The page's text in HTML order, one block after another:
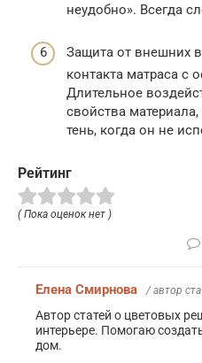
неудобно». Всегда
Защита от внешних
контакта матраса с
Длительное
свойства
тень, когда он не
Рейтинг
( Пока оценок нет )
Елена Смирнова / автор
Автор статей о цветовых
интерьере. Помогаю
дом.